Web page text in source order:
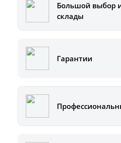
Большой выбор
склады
Гарантии